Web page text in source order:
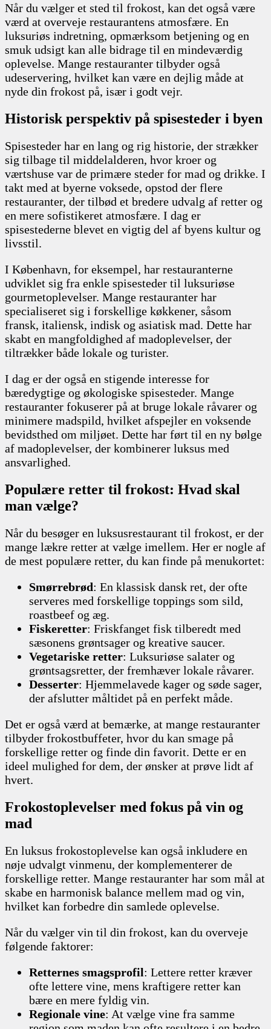
Når du vælger et sted til frokost, kan det også være
værd at overveje restaurantens atmosfære. En
luksuriøs indretning, opmærksom betjening og en
smuk udsigt kan alle bidrage til en mindeværdig
oplevelse. Mange restauranter tilbyder også
udeservering, hvilket kan være en dejlig måde at
nyde din frokost på, især i godt vejr.
Historisk perspektiv på spisesteder i byen
Spisesteder har en lang og rig historie, der strækker
sig tilbage til middelalderen, hvor kroer og
værtshuse var de primære steder for mad og drikke. I
takt med at byerne voksede, opstod der flere
restauranter, der tilbød et bredere udvalg af retter og
en mere sofistikeret atmosfære. I dag er
spisestederne blevet en vigtig del af byens kultur og
livsstil.
I København, for eksempel, har restauranterne
udviklet sig fra enkle spisesteder til luksuriøse
gourmetoplevelser. Mange restauranter har
specialiseret sig i forskellige køkkener, såsom
fransk, italiensk, indisk og asiatisk mad. Dette har
skabt en mangfoldighed af madoplevelser, der
tiltrækker både lokale og turister.
I dag er der også en stigende interesse for
bæredygtige og økologiske spisesteder. Mange
restauranter fokuserer på at bruge lokale råvarer og
minimere madspild, hvilket afspejler en voksende
bevidsthed om miljøet. Dette har ført til en ny bølge
af madoplevelser, der kombinerer luksus med
ansvarlighed.
Populære retter til frokost: Hvad skal
man vælge?
Når du besøger en luksusrestaurant til frokost, er der
mange lækre retter at vælge imellem. Her er nogle af
de mest populære retter, du kan finde på menukortet:
Smørrebrød: En klassisk dansk ret, der ofte
serveres med forskellige toppings som sild,
roastbeef og æg.
Fiskeretter: Friskfanget fisk tilberedt med
sæsonens grøntsager og kreative saucer.
Vegetariske retter: Luksuriøse salater og
grøntsagsretter, der fremhæver lokale råvarer.
Desserter: Hjemmelavede kager og søde sager,
der afslutter måltidet på en perfekt måde.
Det er også værd at bemærke, at mange restauranter
tilbyder frokostbuffeter, hvor du kan smage på
forskellige retter og finde din favorit. Dette er en
ideel mulighed for dem, der ønsker at prøve lidt af
hvert.
Frokostoplevelser med fokus på vin og
mad
En luksus frokostoplevelse kan også inkludere en
nøje udvalgt vinmenu, der komplementerer de
forskellige retter. Mange restauranter har som mål at
skabe en harmonisk balance mellem mad og vin,
hvilket kan forbedre din samlede oplevelse.
Når du vælger vin til din frokost, kan du overveje
følgende faktorer:
Retternes smagsprofil: Lettere retter kræver
ofte lettere vine, mens kraftigere retter kan
bære en mere fyldig vin.
Regionale vine: At vælge vine fra samme